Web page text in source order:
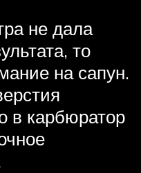
не дала
то
на сапун.
в карбюратор